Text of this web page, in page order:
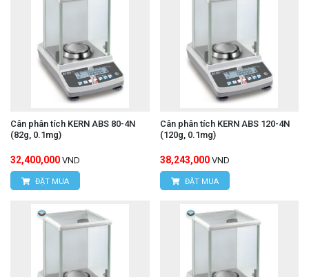
Cân phân tích KERN ABS 80-4N
(82g, 0.1mg)
32,400,000 VND
ĐẶT MUA
Cân phân tích KERN ABS 120-4N
(120g, 0.1mg)
38,243,000 VND
ĐẶT MUA